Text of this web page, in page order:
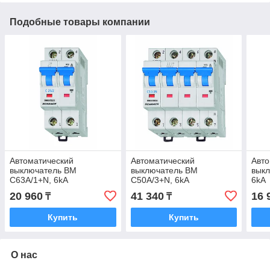
Подобные товары компании
Автоматический
выключатель BM
C63A/1+N, 6kA
20 960 ₸
Купить
Автоматический
выключатель BM
C50A/3+N, 6kA
41 340₸
Купить
6kA
16
О нас